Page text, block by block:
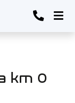
km 0